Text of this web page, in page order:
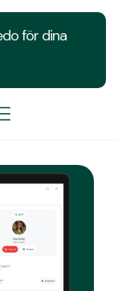
för dina